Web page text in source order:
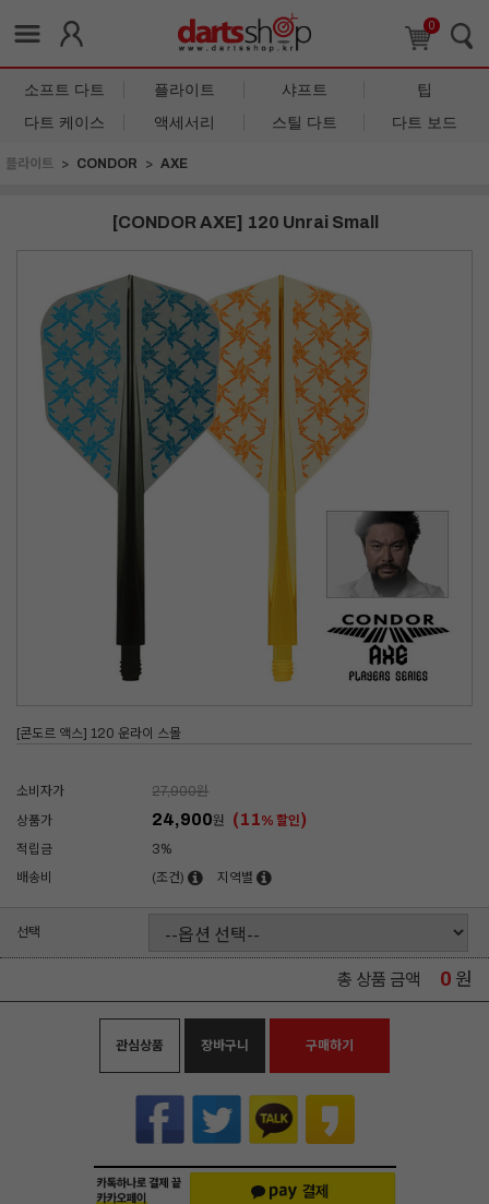
0
소프트 다트 플라이트 샤프트
팁
다트 케이스
액세서리 스틸 다트 다트 보드
플라이트 CONDOR AXE
[CONDOR AXE] 120 Unrai Small
[콘도르 액스] 120 운라이 스몰
소비자가 27,900원
상품가
24,900원 (11% 할인)
적립금
3%
배송비
(조건) 지역별
선택
총 상품 금액 0 원
관심상품 장바구니 구매하기